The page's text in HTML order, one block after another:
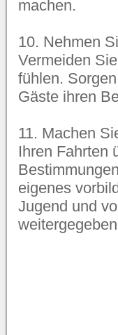
machen.
10. Nehmen
Vermeiden
fühlen.
Gäste ihren
11. Machen
Ihren Fahrten
eigenes
Jugend und